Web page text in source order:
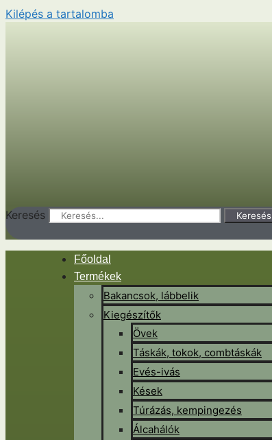
Kilépés a tartalomba
Keresés Keresés
Főoldal
Termékek
Bakancsok, lábbelik
Kiegészítők
Övek
Táskák, tokok, combtáskák
Evés-ivás
Kések
Túrázás, kempingezés
Álcahálók